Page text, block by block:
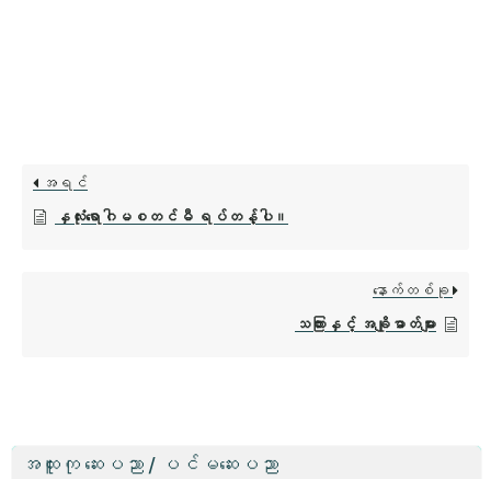
အထူးကု ဆေးပညာ / ပင်မဆေးပညာ
အရင်
နှလုံးရောဂါမစတင်မီ ရပ်တန့်ပါ။
နောက်တစ်ခု
သကြားနှင့် အချိုဓာတ်များ